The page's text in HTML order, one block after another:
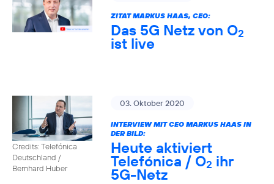
ZITAT MARKUS HAAS, CEO:
Das 5G Netz von O2
ist live
Credits: Telefónica
Deutschland /
Bernhard Huber
03. Oktober 2020
INTERVIEW MIT CEO MARKUS HAAS IN
DER BILD:
Heute aktiviert
Telefónica / O2 ihr
5G-Netz